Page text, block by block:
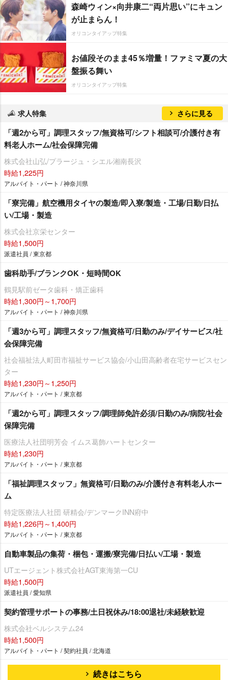
森崎ウィン×向井康二“両片思い”にキュン
が止まらん！
オリコンタイアップ特集
お値段そのまま45％増量！ファミマ夏の大
盤振る舞い
オリコンタイアップ特集
求人特集 さらに見る
「週2から可」調理スタッフ/無資格可/シフト相談可/介護付き有
料老人ホーム/社会保障完備
株式会社山弘/プラージュ・シエル湘南長沢
時給1,225円
アルバイト・パート / 神奈川県
「寮完備」航空機用タイヤの製造/即入寮/製造・工場/日勤/日払
い/工場・製造
株式会社京栄センター
時給1,500円
派遣社員 / 東京都
歯科助手/ブランクOK・短時間OK
鶴見駅前ゼータ歯科・矯正歯科
時給1,300円～1,700円
アルバイト・パート / 神奈川県
「週3から可」調理スタッフ/無資格可/日勤のみ/デイサービス/社
会保障完備
社会福祉法人町田市福祉サービス協会/小山田高齢者在宅サービスセン
ター
時給1,230円～1,250円
アルバイト・パート / 東京都
「週2から可」調理スタッフ/調理師免許必須/日勤のみ/病院/社会
保障完備
医療法人社団明芳会 イムス葛飾ハートセンター
時給1,230円
アルバイト・パート / 東京都
「福祉調理スタッフ」無資格可/日勤のみ/介護付き有料老人ホー
ム
特定医療法人社団 研精会/デンマークINN府中
時給1,226円～1,400円
アルバイト・パート / 東京都
自動車製品の集荷・梱包・運搬/寮完備/日払い/工場・製造
UTエージェント株式会社AGT東海第一CU
時給1,500円
派遣社員 / 愛知県
契約管理サポートの事務/土日祝休み/18:00退社/未経験歓迎
株式会社ベルシステム24
時給1,500円
アルバイト・パート / 契約社員 / 北海道
続きはこちら